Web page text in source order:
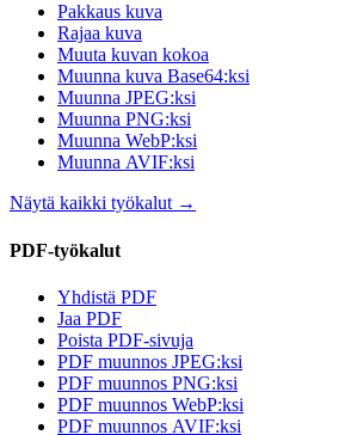
Pakkaus kuva
Rajaa kuva
Muuta kuvan kokoa
Muunna kuva Base64:ksi
Muunna JPEG:ksi
Muunna PNG:ksi
Muunna WebP:ksi
Muunna AVIF:ksi
Näytä kaikki työkalut→
PDF-työkalut
Yhdistä PDF
Jaa PDF
Poista PDF-sivuja
PDF muunnos JPEG:ksi
PDF muunnos PNG:ksi
PDF muunnos WebP:ksi
PDF muunnos AVIF:ksi